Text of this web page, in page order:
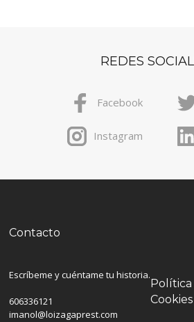
REDES
Facebook
Instagram
Contacto
Escríbeme y cuéntame tu historia.
606336121
imanol@loizagaprest.com
Cookies